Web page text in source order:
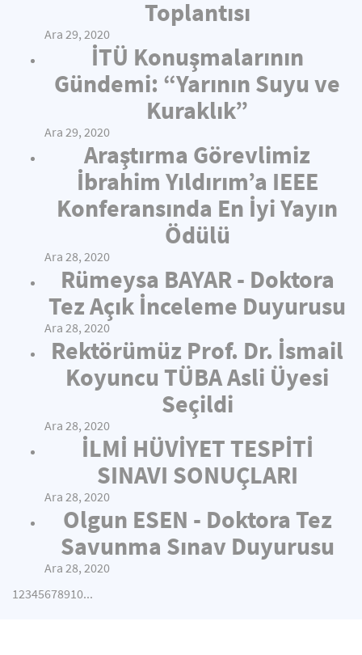
Toplantısı
Ara 29, 2020
İTÜ Konuşmalarının
Gündemi: “Yarının Suyu ve
Kuraklık”
Ara 29, 2020
Araştırma Görevlimiz
İbrahim Yıldırım’a IEEE
Konferansında En İyi Yayın
Ödülü
Ara 28, 2020
Rümeysa BAYAR - Doktora
Tez Açık İnceleme Duyurusu
Ara 28, 2020
Rektörümüz Prof. Dr. İsmail
Koyuncu TÜBA Asli Üyesi
Seçildi
Ara 28, 2020
İLMİ HÜVİYET TESPİTİ
SINAVI SONUÇLARI
Ara 28, 2020
Olgun ESEN - Doktora Tez
Savunma Sınav Duyurusu
Ara 28, 2020
12345678910...